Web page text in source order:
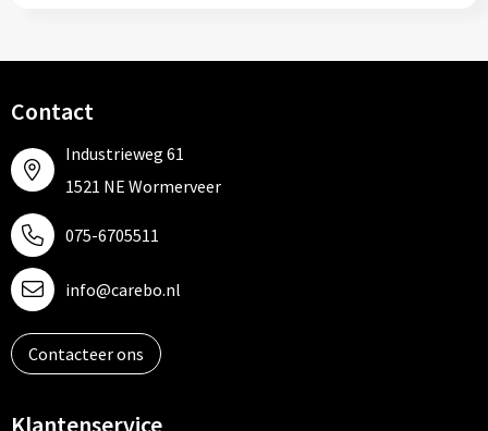
Contact
Industrieweg 61
1521 NE Wormerveer
075-6705511
info@carebo.nl
Contacteer ons
Klantenservice